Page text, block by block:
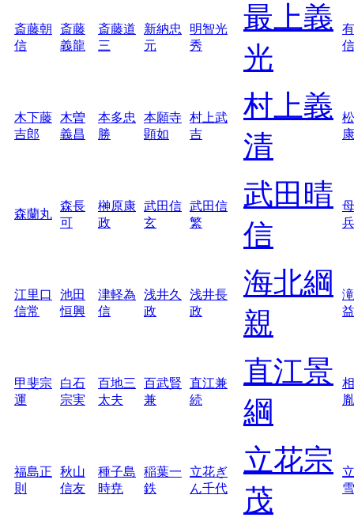
斎藤朝
信
斎藤
義龍
斎藤道
三
新納忠
元
明智光
秀
最上義
光
信
木下藤
吉郎
木曽
義昌
本多忠
勝
本願寺
顕如
村上武
吉
村上義
清
康
森蘭丸
森長
可
榊原康
政
武田信
玄
武田信
繁
武田晴
信
江里口
信常
池田
恒興
津軽為
信
浅井久
政
浅井長
政
海北綱
親
益
甲斐宗
運
白石
宗実
百地三
太夫
百武賢
兼
直江兼
続
直江景
綱
胤
福島正
則
秋山
信友
種子島
時尭
稲葉一
鉄
立花ぎ
ん千代
立花宗
茂
雪